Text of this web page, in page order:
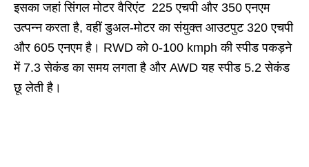
इसका जहां सिंगल मोटर वैरिएंट 225 एचपी और 350 एनएम
उत्पन्न करता है, वहीं डुअल-मोटर का संयुक्त आउटपुट 320 एचपी
और 605 एनएम है। RWD को 0-100 kmph की स्पीड पकड़ने
में 7.3 सेकंड का समय लगता है और AWD यह स्पीड 5.2 सेकंड
छू लेती है।